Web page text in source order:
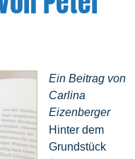
Ein Beitrag von
Carlina
Eizenberger
Hinter dem
Grundstück